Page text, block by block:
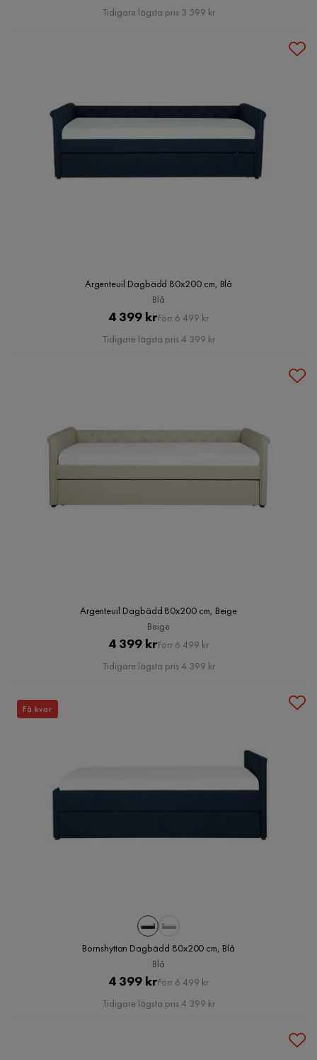
Pris
Tidigare lägsta pris 3 599 kr
Argenteuil Dagbädd 80x200 cm, Blå
Blå
Pris
4 399 krOriginal
Pris
Förr 6 499 kr
Tidigare lägsta pris 4 399 kr
Argenteuil Dagbädd 80x200 cm, Beige
Beige
Pris
4 399 krOriginal
Pris
Förr 6 499 kr
Tidigare lägsta pris 4 399 kr
Bornshyttan Dagbädd 80x200 cm, Blå
Blå
Pris
4 399 krOriginal
Pris
Förr 6 499 kr
Tidigare lägsta pris 4 399 kr
Få kvar